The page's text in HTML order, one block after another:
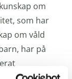
om
som har
om våld
har på